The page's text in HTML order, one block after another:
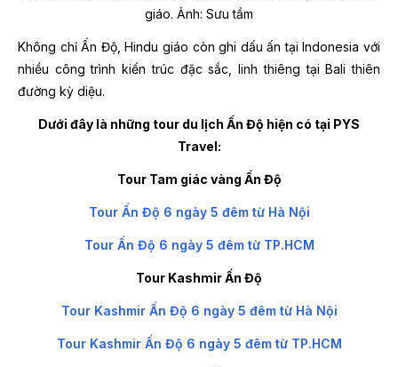
giáo. Ảnh: Sưu tầm
Không chỉ Ấn Độ, Hindu giáo còn ghi dấu ấn tại Indonesia với
nhiều công trình kiến trúc đặc sắc, linh thiêng tại Bali thiên
đường kỳ diệu.
Dưới đây là những tour du lịch Ấn Độ hiện có tại PYS
Travel:
Tour Tam giác vàng Ấn Độ
Tour Ấn Độ 6 ngày 5 đêm từ Hà Nội
Tour Ấn Độ 6 ngày 5 đêm từ TP.HCM
Tour Kashmir Ấn Độ
Tour Kashmir Ấn Độ 6 ngày 5 đêm từ Hà Nội
Tour Kashmir Ấn Độ 6 ngày 5 đêm từ TP.HCM